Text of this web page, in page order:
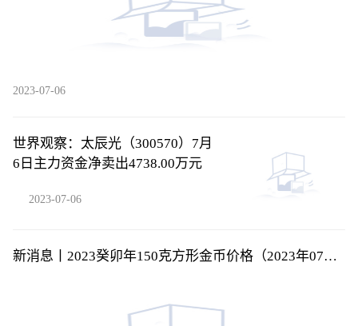
2023-07-06
世界观察：太辰光（300570）7月
6日主力资金净卖出4738.00万元
2023-07-06
新消息丨2023癸卯年150克方形金币价格（2023年07月